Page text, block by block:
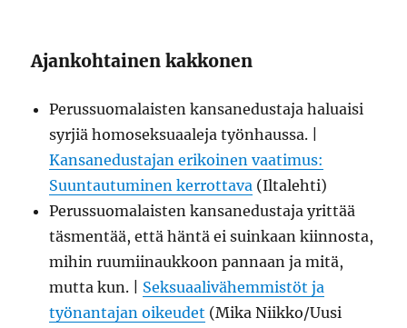
Ajankohtainen kakkonen
Perussuomalaisten kansanedustaja haluaisi
syrjiä homoseksuaaleja työnhaussa. |
Kansanedustajan erikoinen vaatimus:
Suuntautuminen kerrottava (Iltalehti)
Perussuomalaisten kansanedustaja yrittää
täsmentää, että häntä ei suinkaan kiinnosta,
mihin ruumiinaukkoon pannaan ja mitä,
mutta kun. | Seksuaalivähemmistöt ja
työnantajan oikeudet (Mika Niikko/Uusi